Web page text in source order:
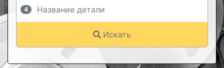
4
Искать